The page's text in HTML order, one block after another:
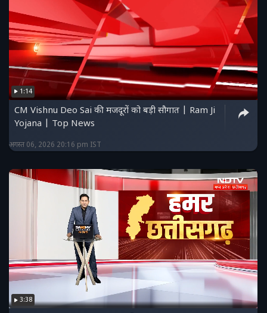
1:14
CM Vishnu Deo Sai की मजदूरों को बड़ी सौगात | Ram Ji
Yojana | Top News
अगस्त 06, 2026 20:16 pm IST
3:38